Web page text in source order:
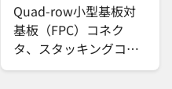
Quad-row小型基板対
基板（FPC）コネク
タ、スタッキングコネ
クタ、嵌合高さ